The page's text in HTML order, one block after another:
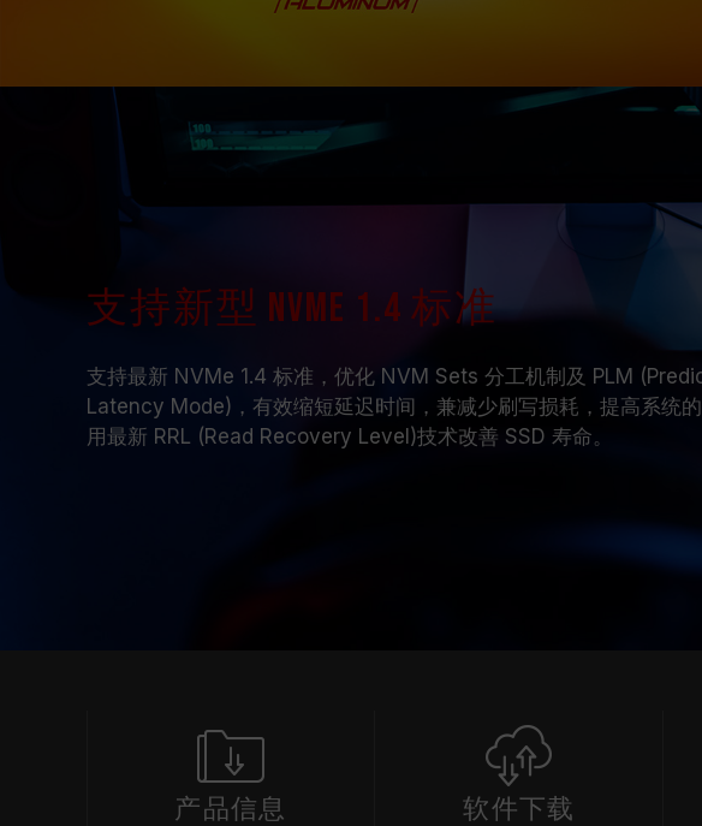
支持新型 NVMe 1.4 标准
支持最新 NVMe 1.4 标准，优化 NVM Sets 分工机制及 PLM
Latency Mode)，有效缩短延迟时间，兼减少刷写损耗，提高系统
用最新 RRL (Read Recovery Level)技术改善 SSD 寿命。
产品信息 软件下载